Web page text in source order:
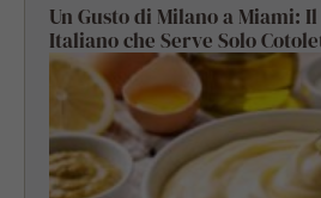
Un Gusto di Milano a Miami:
Italiano che Serve Solo